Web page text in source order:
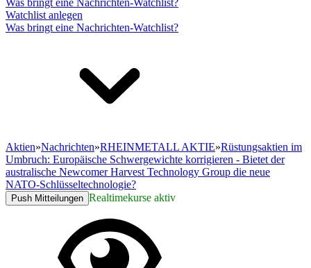
Was bringt eine Nachrichten-Watchlist?
Watchlist anlegen
Was bringt eine Nachrichten-Watchlist?
Aktien»Nachrichten»RHEINMETALL AKTIE»Rüstungsaktien im
Umbruch: Europäische Schwergewichte korrigieren - Bietet der
australische Newcomer Harvest Technology Group die neue
NATO-Schlüsseltechnologie?
Push Mitteilungen Realtimekurse aktiv